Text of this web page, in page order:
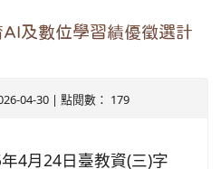
及數位學習績優徵選計
04-30 | 點閱數： 179
4月24日臺教資(三)字